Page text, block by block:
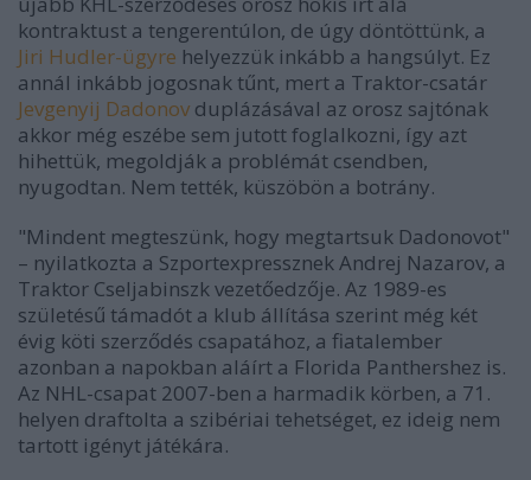
kontraktust a tengerentúlon, de úgy döntöttünk, a
Jiri Hudler-ügyre helyezzük inkább a hangsúlyt. Ez
annál inkább jogosnak tűnt, mert a Traktor-csatár
Jevgenyij Dadonov duplázásával az orosz sajtónak
akkor még eszébe sem jutott foglalkozni, így azt
hihettük, megoldják a problémát csendben,
nyugodtan. Nem tették, küszöbön a botrány.
"Mindent megteszünk, hogy megtartsuk Dadonovot"
– nyilatkozta a Szportexpressznek Andrej Nazarov, a
Traktor Cseljabinszk vezetőedzője. Az 1989-es
születésű támadót a klub állítása szerint még két
évig köti szerződés csapatához, a fiatalember
azonban a napokban aláírt a Florida Panthershez is.
Az NHL-csapat 2007-ben a harmadik körben, a 71.
helyen draftolta a szibériai tehetséget, ez ideig nem
tartott igényt játékára.